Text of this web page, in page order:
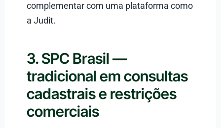
complementar com uma plataforma como
a Judit.
3. SPC Brasil —
tradicional em consultas
cadastrais e restrições
comerciais